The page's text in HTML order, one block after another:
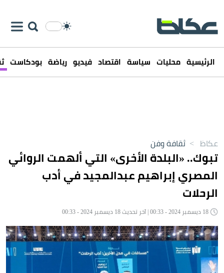
الرئيسية محليات سياسة اقتصاد فيديو رياضة بودكاست
عكاظ > ثقافة وفن
تبوك.. «البلدة الأخرى» التي ألهمت الروائي
المصري إبراهيم عبدالمجيد في أدب
الرحلات